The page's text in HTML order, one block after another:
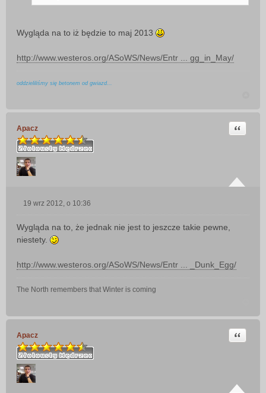
Wygląda na to iż będzie to maj 2013
http://www.westeros.org/ASoWS/News/Entr ... gg_in_May/
oddzieliliśmy się betonem od gwiazd...
Apacz Cytuj
s
t
19 wrz 2012, o 10:36
Wygląda na to, że jednak nie jest to jeszcze takie pewne,
niestety.
http://www.westeros.org/ASoWS/News/Entr ... _Dunk_Egg/
The North remembers that Winter is coming
Apacz Cytuj